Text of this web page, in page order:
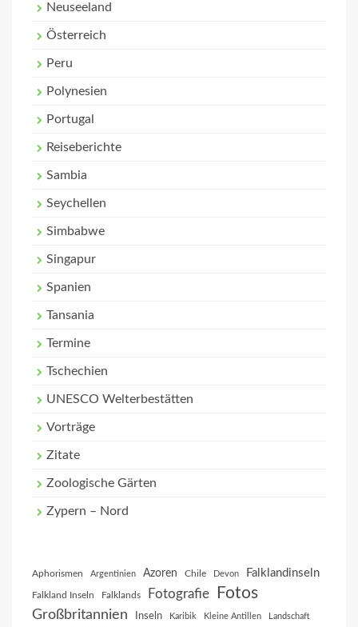
Neuseeland
Österreich
Peru
Polynesien
Portugal
Reiseberichte
Sambia
Seychellen
Simbabwe
Singapur
Spanien
Tansania
Termine
Tschechien
UNESCO Welterbestätten
Vorträge
Zitate
Zoologische Gärten
Zypern – Nord
Aphorismen Argentinien Azoren Chile Devon Falklandinseln
Falkland Inseln Falklands Fotografie Fotos
Großbritannien Inseln Karibik Kleine Antillen Landschaft